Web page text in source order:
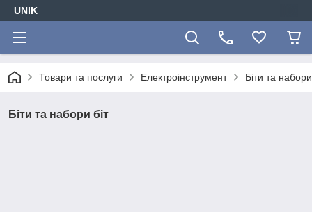
UNIK
Товари та послуги Електроінструмент Біти та набори
Біти та набори біт